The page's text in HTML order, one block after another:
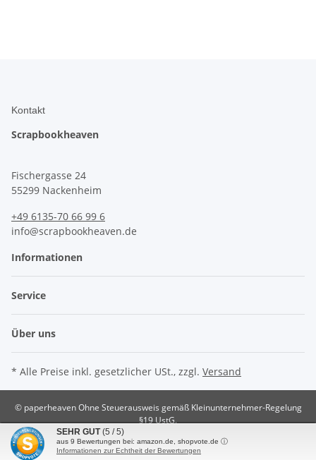
Kontakt
Scrapbookheaven
Fischergasse 24
55299 Nackenheim
+49 6135-70 66 99 6
info@scrapbookheaven.de
Informationen
Service
Über uns
* Alle Preise inkl. gesetzlicher USt., zzgl. Versand
© paperheaven Ohne Steuerausweis gemäß Kleinunternehmer-Regelung
§19 UstG.
Powered by
SEHR GUT (5 / 5)
aus 9 Bewertungen bei: amazon.de, shopvote.de ⓘ
Informationen zur Echtheit der Bewertungen